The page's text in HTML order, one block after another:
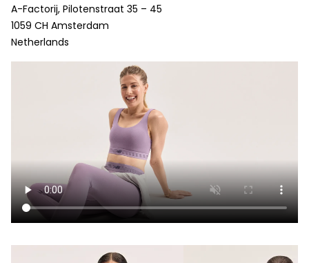
A-Factorij, Pilotenstraat 35 – 45
1059 CH Amsterdam
Netherlands